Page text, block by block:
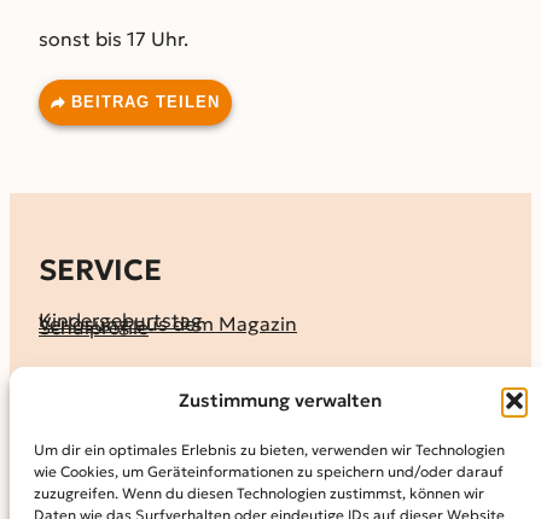
Zustimmung verwalten
Um dir ein optimales Erlebnis zu bieten, verwenden wir Technologien
wie Cookies, um Geräteinformationen zu speichern und/oder darauf
zuzugreifen. Wenn du diesen Technologien zustimmst, können wir
Daten wie das Surfverhalten oder eindeutige IDs auf dieser Website
sonst bis 17 Uhr.
BEITRAG TEILEN
SERVICE
Kindergeburtstag
Verlosung aus dem Magazin
Schulprofile
KALENDER
MAGAZIN